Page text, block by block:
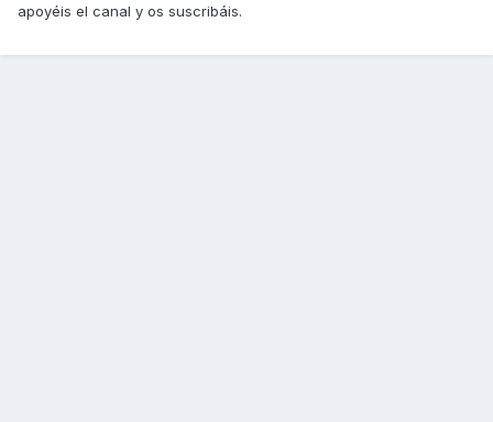
apoyéis el canal y os suscribáis.